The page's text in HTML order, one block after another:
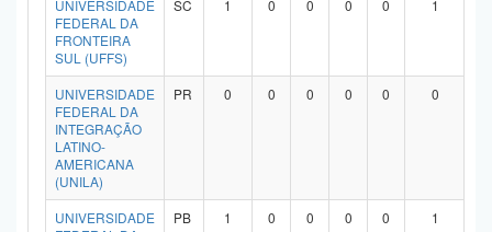
UNIVERSIDADE
FEDERAL DA
FRONTEIRA
SUL (UFFS)
SC 1 0 0 0 0 1
UNIVERSIDADE
FEDERAL DA
INTEGRAÇÃO
LATINO-
AMERICANA
(UNILA)
PR 0 0 0 0 0 0
UNIVERSIDADE
PB 1 0 0 0 0 1